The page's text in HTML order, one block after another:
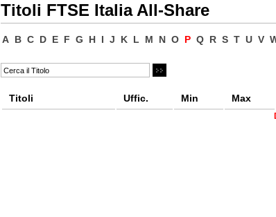
Titoli FTSE Italia All-Share
A B C D E F G H I J K L M N O P Q R S T U V
Titoli Uffic. Min Max